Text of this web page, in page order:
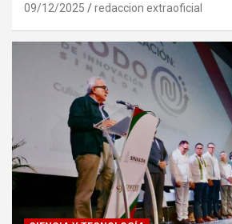
09/12/2025 redaccion extraoficial